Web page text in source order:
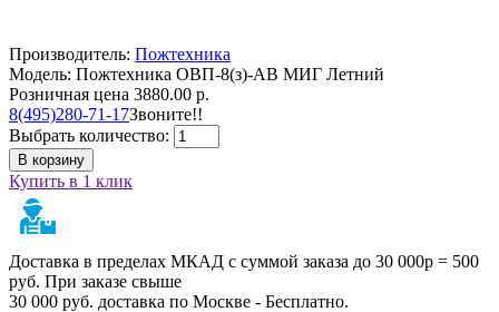
Производитель: Пожтехника
Модель: Пожтехника ОВП-8(з)-АВ МИГ Летний
Розничная цена 3880.00 р.
8(495)280-71-17Звоните!!
Выбрать количество:
В корзину
Купить в 1 клик
Доставка в пределах МКАД с суммой заказа до 30 000р = 500
руб. При заказе свыше
30 000 руб. доставка по Москве - Бесплатно.